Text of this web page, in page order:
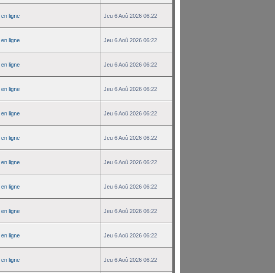
ligne Jeu 6 Aoû 2026 06:22
ligne Jeu 6 Aoû 2026 06:22
ligne Jeu 6 Aoû 2026 06:22
ligne Jeu 6 Aoû 2026 06:22
ligne Jeu 6 Aoû 2026 06:22
ligne Jeu 6 Aoû 2026 06:22
ligne Jeu 6 Aoû 2026 06:22
ligne Jeu 6 Aoû 2026 06:22
ligne Jeu 6 Aoû 2026 06:22
ligne Jeu 6 Aoû 2026 06:22
ligne Jeu 6 Aoû 2026 06:22